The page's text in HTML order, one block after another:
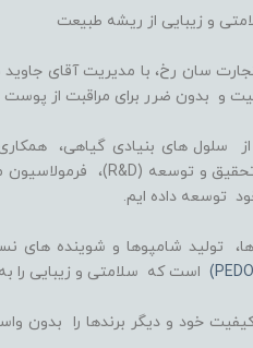
و زیبایی از ریشه طبیعت
سان رخ، با مدیریت آقای
و بدون ضرر برای مراقبت از
توسعه داده ایم.
است که سلامتی و زیبایی را
خود و دیگر برندها را بدون